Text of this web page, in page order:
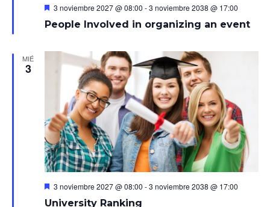
People Involved in organizing an event
Destacado
3 noviembre 2027 @ 08:00 -3 noviembre 2038 @ 17:00
MIÉ
3
University Ranking
Destacado
3 noviembre 2027 @ 08:00 -3 noviembre 2038 @ 17:00